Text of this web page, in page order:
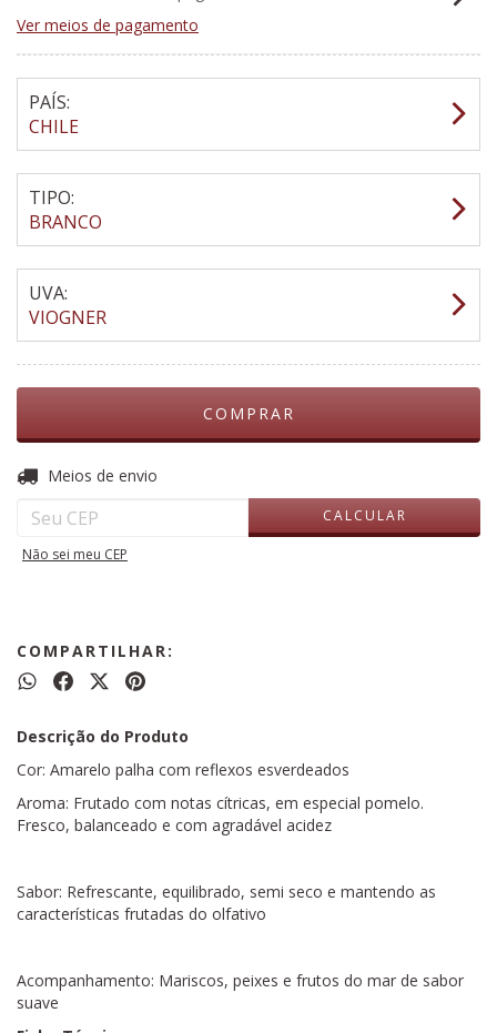
Ver meios de pagamento
PAÍS:
CHILE
TIPO:
BRANCO
UVA:
VIOGNER
Entregas para o CEP:
Meios de envio
CALCULAR
Não sei meu CEP
COMPARTILHAR:
Descrição do Produto
Cor: Amarelo palha com reflexos esverdeados
Aroma: Frutado com notas cítricas, em especial pomelo.
Fresco, balanceado e com agradável acidez
Sabor: Refrescante, equilibrado, semi seco e mantendo as
características frutadas do olfativo
Acompanhamento: Mariscos, peixes e frutos do mar de sabor
suave